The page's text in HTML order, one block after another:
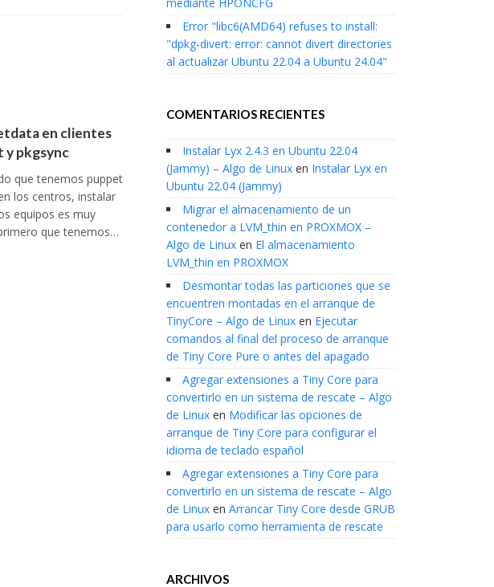
en clientes
y pkgsync
que tenemos puppet
los centros, instalar
equipos es muy
que tenemos…
Error "libc6(AMD64) refuses to install:
"dpkg-divert: error: cannot divert directories
al actualizar Ubuntu 22.04 a Ubuntu 24.04"
COMENTARIOS RECIENTES
Instalar Lyx 2.4.3 en Ubuntu 22.04
(Jammy) – Algo de Linux en Instalar Lyx en
Ubuntu 22.04 (Jammy)
Migrar el almacenamiento de un
contenedor a LVM_thin en PROXMOX –
Algo de Linux en El almacenamiento
LVM_thin en PROXMOX
Desmontar todas las particiones que se
encuentren montadas en el arranque de
TinyCore – Algo de Linux en Ejecutar
comandos al final del proceso de arranque
de Tiny Core Pure o antes del apagado
Agregar extensiones a Tiny Core para
convertirlo en un sistema de rescate – Algo
de Linux en Modificar las opciones de
arranque de Tiny Core para configurar el
idioma de teclado español
Agregar extensiones a Tiny Core para
convertirlo en un sistema de rescate – Algo
de Linux en Arrancar Tiny Core desde GRUB
para usarlo como herramienta de rescate
ARCHIVOS